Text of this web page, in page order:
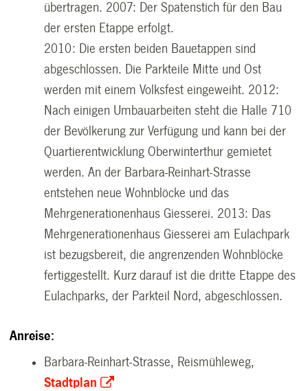
übertragen. 2007: Der Spatenstich für den Bau
der ersten Etappe erfolgt.
2010: Die ersten beiden Bauetappen sind
abgeschlossen. Die Parkteile Mitte und Ost
werden mit einem Volksfest eingeweiht. 2012:
Nach einigen Umbauarbeiten steht die Halle 710
der Bevölkerung zur Verfügung und kann bei der
Quartierentwicklung Oberwinterthur gemietet
werden. An der Barbara-Reinhart-Strasse
entstehen neue Wohnblöcke und das
Mehrgenerationenhaus Giesserei. 2013: Das
Mehrgenerationenhaus Giesserei am Eulachpark
ist bezugsbereit, die angrenzenden Wohnblöcke
fertiggestellt. Kurz darauf ist die dritte Etappe des
Eulachparks, der Parkteil Nord, abgeschlossen.
Anreise:
Barbara-Reinhart-Strasse, Reismühleweg,
Stadtplan